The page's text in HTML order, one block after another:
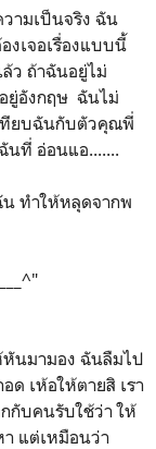
วามเป็นจริง ฉัน
งเจอเรื่องแบบนี้
ว ถ้าฉันอยู่ไม่
ยู่อังกฤษ ฉันไม่
ทียบฉันกับตัวคุณพี่
นที่ อ่อนแอ.......
ทำให้หลุดจากพ
นมามอง ฉันลืมไป
ด เห้อให้ตายสิ เรา
กับคนรับใช้ว่า ให้
แต่เหมือนว่า